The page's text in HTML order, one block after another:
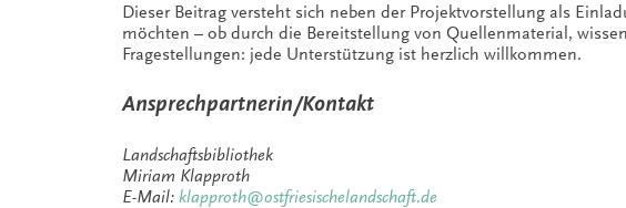
Dieser Beitrag versteht sich neben der Projektvorstellung als
möchten – ob durch die Bereitstellung von Quellenmaterial,
Fragestellungen: jede Unterstützung ist herzlich willkommen.
Ansprechpartnerin/Kontakt
Landschaftsbibliothek
Miriam Klapproth
E-Mail: klapproth@ostfriesischelandschaft.de